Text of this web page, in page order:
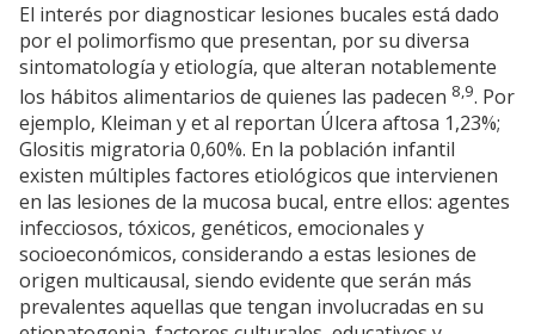
El interés por diagnosticar lesiones bucales está dado
por el polimorfismo que presentan, por su diversa
sintomatología y etiología, que alteran notablemente
los hábitos alimentarios de quienes las padecen 8,9. Por
ejemplo, Kleiman y et al reportan Úlcera aftosa 1,23%;
Glositis migratoria 0,60%. En la población infantil
existen múltiples factores etiológicos que intervienen
en las lesiones de la mucosa bucal, entre ellos: agentes
infecciosos, tóxicos, genéticos, emocionales y
socioeconómicos, considerando a estas lesiones de
origen multicausal, siendo evidente que serán más
prevalentes aquellas que tengan involucradas en su